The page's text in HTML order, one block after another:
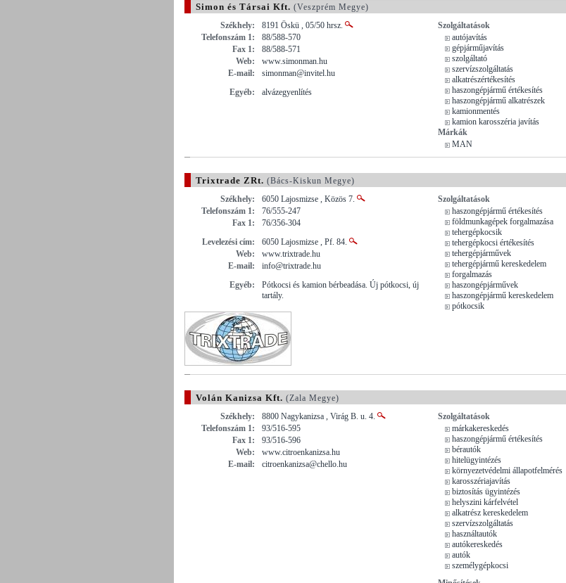
Simon és Társai Kft. (Veszprém Megye)
Székhely:
8191 Öskü , 05/50 hrsz.
Telefonszám 1:
88/588-570
Fax 1:
88/588-571
Web:
www.simonman.hu
E-mail:
simonman@invitel.hu
Egyéb:
alvázegyenlítés
Szolgáltatások
autójavítás
gépjárműjavítás
szolgáltató
szervízszolgáltatás
alkatrészértékesítés
haszongépjármű értékesítés
haszongépjármű alkatrészek
kamionmentés
kamion karosszéria javítás
Márkák
MAN
Trixtrade ZRt. (Bács-Kiskun Megye)
Székhely:
6050 Lajosmizse , Közös 7.
Telefonszám 1:
76/555-247
Fax 1:
76/356-304
Levelezési cím:
6050 Lajosmizse , Pf. 84.
Web:
www.trixtrade.hu
E-mail:
info@trixtrade.hu
Egyéb:
Pótkocsi és kamion bérbeadása. Új pótkocsi, új
tartály.
Szolgáltatások
haszongépjármű értékesítés
földmunkagépek forgalmazása
tehergépkocsik
tehergépkocsi értékesítés
tehergépjárművek
tehergépjármű kereskedelem
forgalmazás
haszongépjárművek
haszongépjármű kereskedelem
pótkocsik
Volán Kanizsa Kft. (Zala Megye)
Székhely:
8800 Nagykanizsa , Virág B. u. 4.
Telefonszám 1:
93/516-595
Fax 1:
93/516-596
Web:
www.citroenkanizsa.hu
E-mail:
citroenkanizsa@chello.hu
Szolgáltatások
márkakereskedés
haszongépjármű értékesítés
bérautók
hitelügyintézés
környezetvédelmi állapotfelmérés
karosszériajavítás
biztosítás ügyintézés
helyszini kárfelvétel
alkatrész kereskedelem
szervízszolgáltatás
használtautók
autókereskedés
autók
személygépkocsi